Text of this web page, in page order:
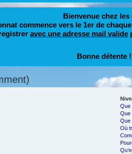
Bienvenue chez les
commence vers le 1er de
avec une adresse mail valide
Bonne détente !
Que
Que
Que
Où